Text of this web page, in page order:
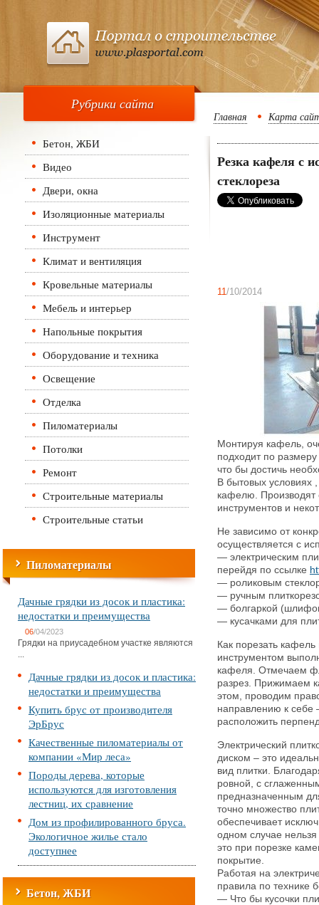
Рубрики сайта
Бетон, ЖБИ
Видео
Двери, окна
Изоляционные материалы
Инструмент
Климат и вентиляция
Кровельные материалы
Мебель и интерьер
Напольные покрытия
Оборудование и техника
Освещение
Отделка
Пиломатериалы
Потолки
Ремонт
Строительные материалы
Строительные статьи
Пиломатериалы
Дачные грядки из досок и пластика:
недостатки и преимущества
06/04/2023
Грядки на приусадебном участке являются
...
Дачные грядки из досок и пластика:
недостатки и преимущества
Купить брус от производителя
ЭрБрус
Качественные пиломатериалы от
компании «Мир леса»
Породы дерева, которые
используются для изготовления
лестниц, их сравнение
Дом из профилированного бруса.
Экологичное жилье стало
доступнее
Бетон, ЖБИ
Главная Карта
Резка кафеля с
стеклореза
11/10/2014
Монтируя кафель,
подходит по
что бы достичь
В бытовых условиях
кафелю.
инструментов и
Не зависимо от
осуществляется с
— электрическим
перейдя по ссылке
— роликовым
— ручным
— болгаркой
— кусачками для
Как порезать
инструментом
кафеля. Отмечаем
разрез. Прижимаем
этом, проводим
направлению к себе
расположить
Электрический
диском – это
вид плитки.
ровной, с
предназначенным
точно множество
обеспечивает
одном случае нельзя
это при порезке
покрытие.
Работая на
правила по технике
— Что бы кусочки